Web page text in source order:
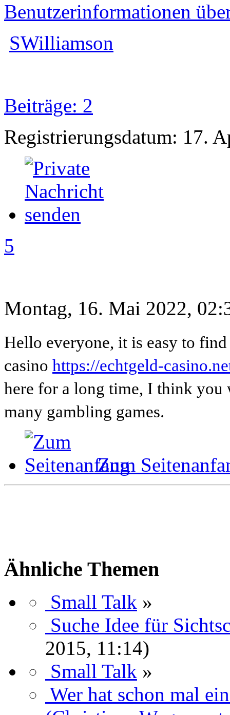
Benutzerinformationen
SWilliamson
Beiträge: 2
Registrierungsdatum: 17.
5
Montag, 16. Mai 2022,
Hello everyone, it is easy to
casino https://echtgeld-
here for a long time, I think
many gambling games.
Zum
Ähnliche Themen
Small Talk »
Suche Idee für
2015, 11:14)
Small Talk »
Wer hat schon mal